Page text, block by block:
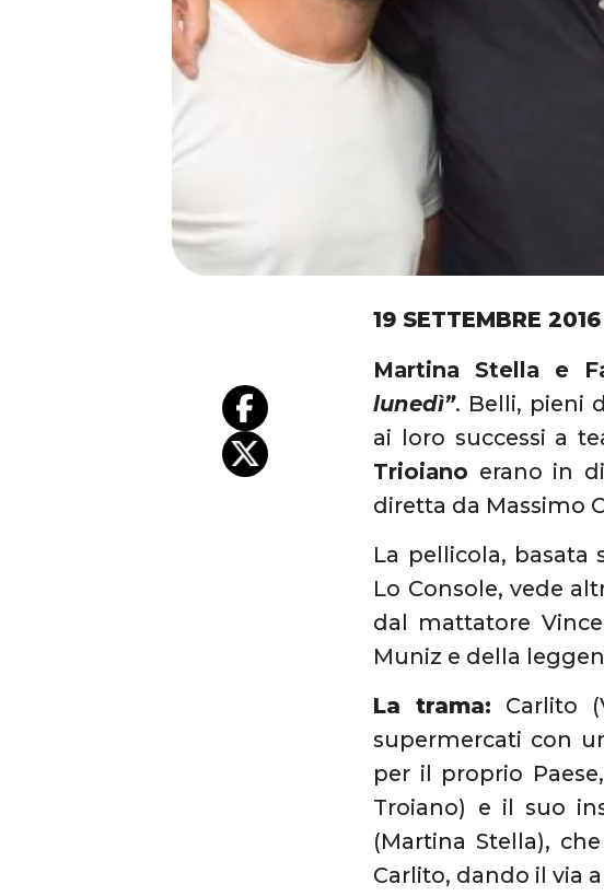
19 SETTEMBRE 2016
Martina Stella e
lunedì”. Belli, pieni
ai loro successi a
Trioiano erano in
diretta da Massimo
La pellicola, basata
Lo Console, vede
dal mattatore
Muniz e della
La trama: Carlito
supermercati con
per il proprio
Troiano) e il suo
(Martina Stella),
Carlito, dando il via